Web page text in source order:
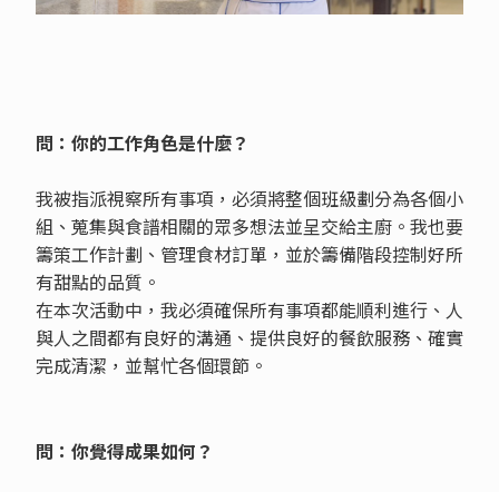
問：你的工作角色是什麼？
我被指派視察所有事項，必須將整個班級劃分為各個小
組、蒐集與食譜相關的眾多想法並呈交給主廚。我也要
籌策工作計劃、管理食材訂單，並於籌備階段控制好所
有甜點的品質。
在本次活動中，我必須確保所有事項都能順利進行、人
與人之間都有良好的溝通、提供良好的餐飲服務、確實
完成清潔，並幫忙各個環節。
問：你覺得成果如何？